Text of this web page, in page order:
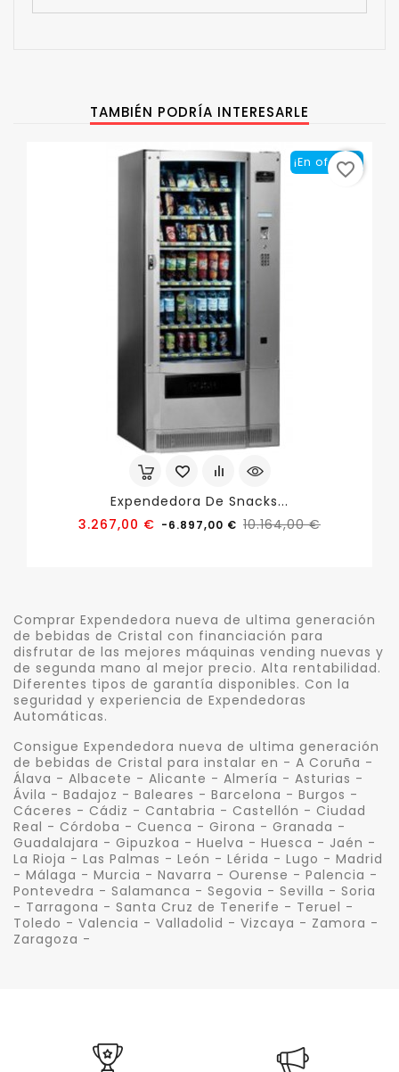
TAMBIÉN PODRÍA INTERESARLE
¡En oferta!
Expendedora De Snacks...
3.267,00 € Precio
-6.897,00 € 10.164,00 €Precio
favorite_border
Comprar Expendedora nueva de ultima generación
de bebidas de Cristal con financiación para
disfrutar de las mejores máquinas vending nuevas y
de segunda mano al mejor precio. Alta rentabilidad.
Diferentes tipos de garantía disponibles. Con la
seguridad y experiencia de Expendedoras
Automáticas.
Consigue Expendedora nueva de ultima generación
de bebidas de Cristal para instalar en - A Coruña -
Álava - Albacete - Alicante - Almería - Asturias -
Ávila - Badajoz - Baleares - Barcelona - Burgos -
Cáceres - Cádiz - Cantabria - Castellón - Ciudad
Real - Córdoba - Cuenca - Girona - Granada -
Guadalajara - Gipuzkoa - Huelva - Huesca - Jaén -
La Rioja - Las Palmas - León - Lérida - Lugo - Madrid
- Málaga - Murcia - Navarra - Ourense - Palencia -
Pontevedra - Salamanca - Segovia - Sevilla - Soria
- Tarragona - Santa Cruz de Tenerife - Teruel -
Toledo - Valencia - Valladolid - Vizcaya - Zamora -
Zaragoza -